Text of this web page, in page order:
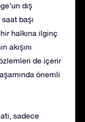
dış
başı
halkına ilginç
akışını
de içerir
önemli
sadece